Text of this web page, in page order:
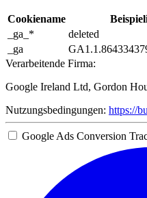
Cookiename
_ga_*
deleted
_ga
Verarbeitende Firma:
Google Ireland Ltd, Gordon
Nutzungsbedingungen: https://
Google Ads Conversion